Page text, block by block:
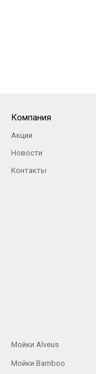
Компания
Акции
Новости
Контакты
Мойки Alveus
Мойки Bamboo